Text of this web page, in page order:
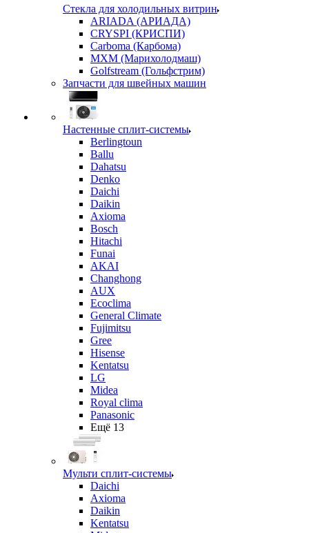
Стекла для холодильных витрин
ARIADA (АРИАДА)
CRYSPI (КРИСПИ)
Carboma (Карбома)
MXM (Марихолодмаш)
Golfstream (Гольфстрим)
Запчасти для швейных машин
Настенные сплит-системы
Berlingtoun
Ballu
Dahatsu
Denko
Daichi
Daikin
Axioma
Bosch
Hitachi
Funai
AKAI
Changhong
AUX
Ecoclima
General Climate
Fujimitsu
Gree
Hisense
Kentatsu
LG
Midea
Royal clima
Panasonic
Ещё 13
Мульти сплит-системы
Daichi
Axioma
Daikin
Kentatsu